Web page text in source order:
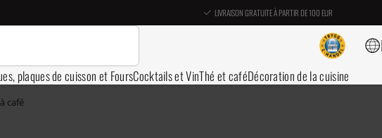
LIVRAISON GRATUITE À PARTIR DE 100 EUR
plaques de cuisson et FoursCocktails et VinThé et caféDécoration de la cuisine
café